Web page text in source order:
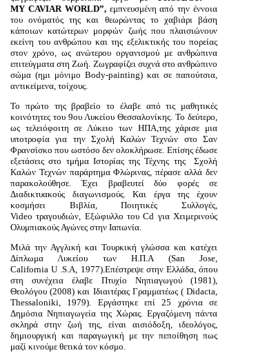
MY CAVIAR WORLD”,εμπνευσμένη από την έννοια
του ονόματός της και θεωρώντας το χαβιάριβάση
κάποιων κατώτερων μορφών ζωής που πλαισιώνουν
εκείνη του ανθρώπου και της εξελικτικής του πορείας
στον χρόνο, ως ανώτερου οργανισμού με ανθρώπινα
επιτεύγματα στη Ζωή. Ζωγραφίζει συχνά στο ανθρώπινο
σώμα (ημι μόνιμο Body-painting) και σε παπούτσια,
αντικείμενα, τοίχους.
Το πρώτο της βραβείο το έλαβε από τις μαθητικές
κοινότητες του 9ου Λυκείου Θεσσαλονίκης. Το δεύτερο,
ως τελειόφοιτη σε Λύκειο των ΗΠΑ,της χάρισε μια
υποτροφία για την Σχολή Καλών Τεχνών στο Σαν
Φρανσίσκο που ωστόσο δεν ολοκλήρωσε. Επίσης έδωσε
εξετάσεις στο τμήμα Ιστορίας της Τέχνης της Σχολή
Καλών Τεχνών παράρτημα Φλώρινας, πέρασε αλλά δεν
παρακολούθησε. Έχει βραβευτεί δύο φορές σε
Διαδικτυακούς διαγωνισμούς. Και έργα της έχουν
κοσμήσει Βιβλία, Ποιητικές Συλλογές,
Video τραγουδιών, Εξώφυλλο τουCd για Χειμερινούς
Ολυμπιακούς Αγώνες στην Ιαπωνία.
Μιλά την Αγγλική και Τουρκική γλώσσα και κατέχει
Δίπλωμα Λυκείου των Η.Π.Α (San Jose,
California U .S.A, 1977).Επέστρεψε στην Ελλάδα, όπου
στη συνέχεια έλαβε Πτυχίο Νηπιαγωγού (1981),
Θεολόγου (2008) και Ιδιαιτέρας Γραμματέως ( Didacta,
Thessaloniki, 1979). Εργάστηκε επί 25 χρόνια σε
Δημόσια Νηπιαγωγεία της Χώρας. Εργαζόμενη πάντα
σκληρά στην ζωή της, είναι αισιόδοξη, ιδεολόγος,
δημιουργική και παραγωγική με την πεποίθηση πως
μαζί κινούμε θετικά τον κόσμο.